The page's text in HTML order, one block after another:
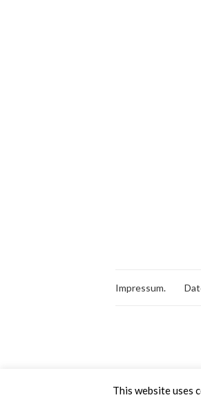
Impressum.
This website uses